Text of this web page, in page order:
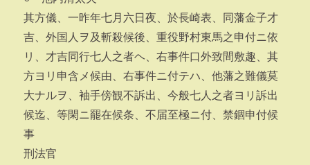
其方儀、一昨年七月六日夜、於長崎表、同藩金子才
吉、外国人ヲ及斬殺候後、重役野村東馬之申付ニ依
リ、才吉同行七人之者ヘ、右事件口外致間敷趣、其
方ヨリ申含メ候由、右事件ニ付テハ、他藩之難儀莫
大ナルヲ、袖手傍観不訴出、今般七人之者ヨリ訴出
候迄、等閑ニ罷在候条、不届至極ニ付、禁錮申付候
事
刑法官